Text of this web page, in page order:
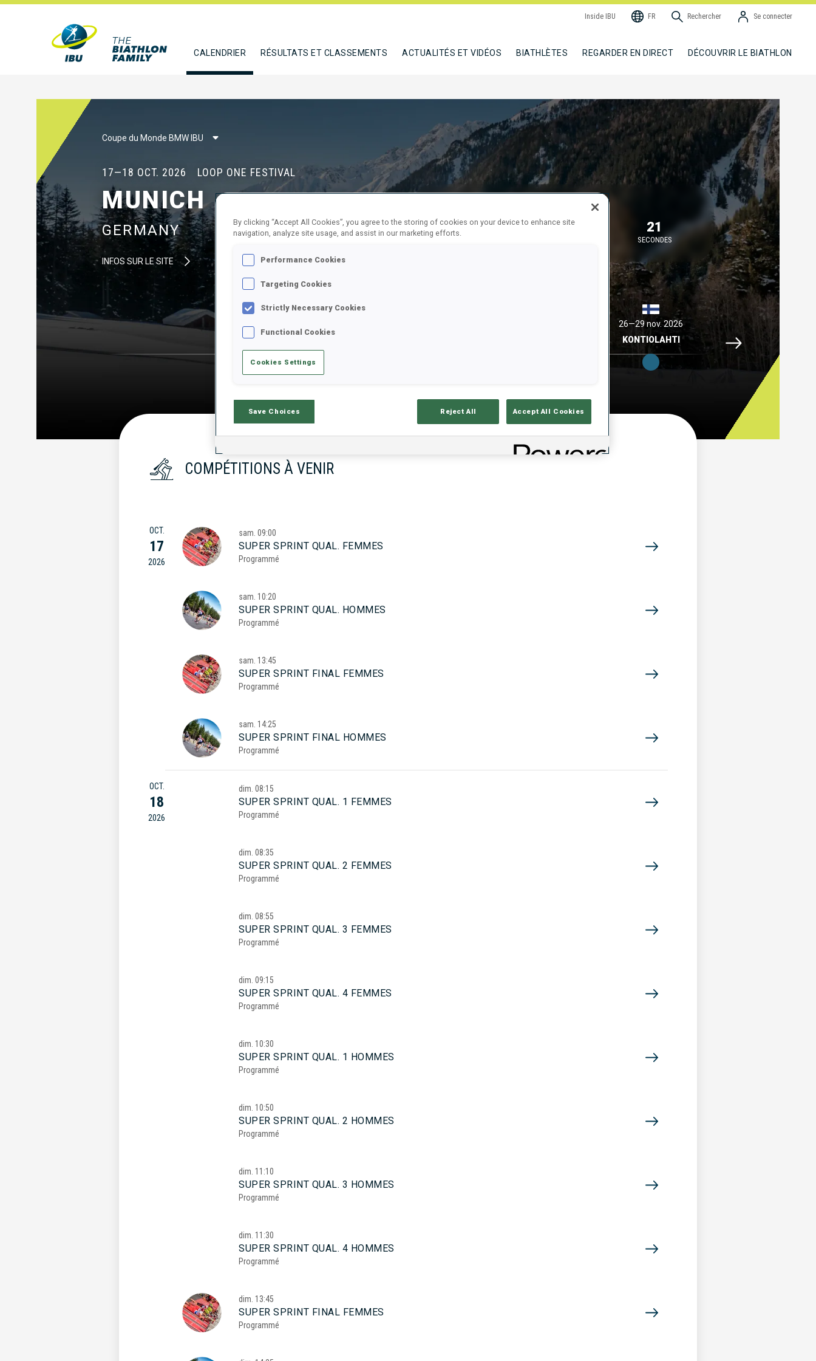
Inside IBU FR Rechercher Se connecter
CALENDRIER RÉSULTATS ET CLASSEMENTS ACTUALITÉS ET VIDÉOS BIATHLÈTES REGARDER EN DIRECT DÉCOUVRIR LE BIATHLON
Coupe du Monde BMW IBU
17—18 OCT. 2026 LOOP ONE FESTIVAL
MUNICH
GERMANY
INFOS SUR LE SITE
70 11 21
SECONDES
26—29 nov. 2026
KONTIOLAHTI
HOCHFILZEN
Idre Fjaell, 26—29
COMPÉTITIONS À VENIR
OCT.
17
2026
sam. 09:00
SUPER SPRINT QUAL. FEMMES
Programmé
sam. 10:20
SUPER SPRINT QUAL. HOMMES
Programmé
sam. 13:45
SUPER SPRINT FINAL FEMMES
Programmé
sam. 14:25
SUPER SPRINT FINAL HOMMES
Programmé
OCT.
18
2026
dim. 08:15
SUPER SPRINT QUAL. 1 FEMMES
Programmé
dim. 08:35
SUPER SPRINT QUAL. 2 FEMMES
Programmé
dim. 08:55
SUPER SPRINT QUAL. 3 FEMMES
Programmé
dim. 09:15
SUPER SPRINT QUAL. 4 FEMMES
Programmé
dim. 10:30
SUPER SPRINT QUAL. 1 HOMMES
Programmé
dim. 10:50
SUPER SPRINT QUAL. 2 HOMMES
Programmé
dim. 11:10
SUPER SPRINT QUAL. 3 HOMMES
Programmé
dim. 11:30
SUPER SPRINT QUAL. 4 HOMMES
Programmé
dim. 13:45
SUPER SPRINT FINAL FEMMES
Programmé
By clicking “Accept All Cookies”, you agree to the storing of cookies on your device to enhance site
navigation, analyze site usage, and assist in our marketing efforts.
Performance Cookies
Targeting Cookies
Strictly Necessary Cookies
Functional Cookies
Cookies Settings
Save Choices Reject All Accept All Cookies